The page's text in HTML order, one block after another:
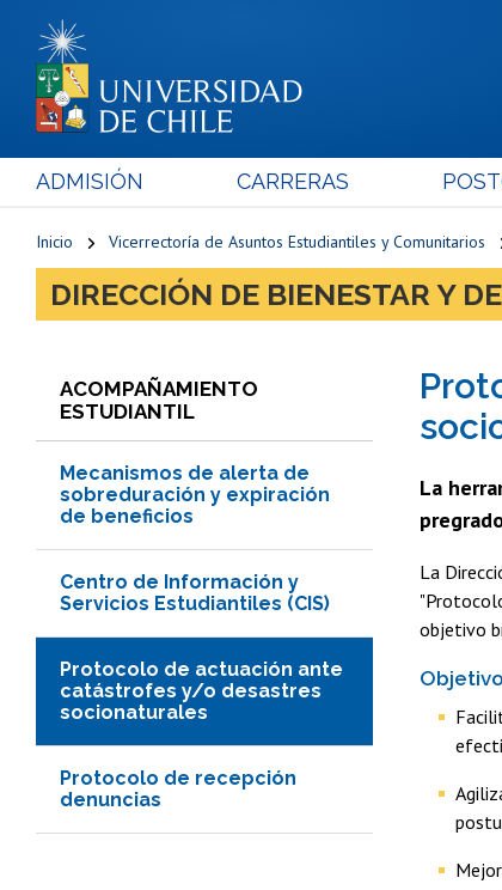
ADMISIÓN CARRERAS
Inicio Vicerrectoría de Asuntos Estudiantiles y Comunitarios
DIRECCIÓN DE BIENESTAR Y
ACOMPAÑAMIENTO
ESTUDIANTIL
Mecanismos de alerta de
sobreduración y expiración
de beneficios
Centro de Información y
Servicios Estudiantiles (CIS)
Protocolo de actuación ante
catástrofes y/o desastres
socionaturales
Protocolo de recepción
denuncias
La
La
objetivo